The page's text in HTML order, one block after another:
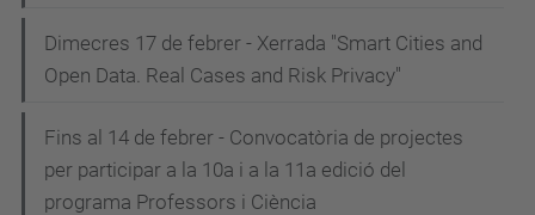
Dimecres 17 de febrer - Xerrada "Smart Cities and
Open Data. Real Cases and Risk Privacy"
Fins al 14 de febrer - Convocatòria de projectes
per participar a la 10a i a la 11a edició del
programa Professors i Ciència